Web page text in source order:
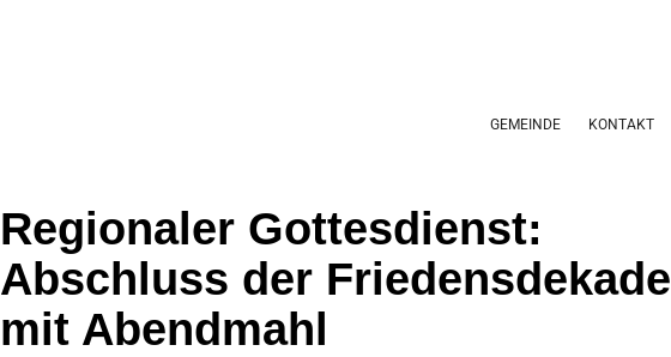
GEMEINDE KONTAKT
Regionaler Gottesdienst:
Abschluss der Friedensdekade
mit Abendmahl